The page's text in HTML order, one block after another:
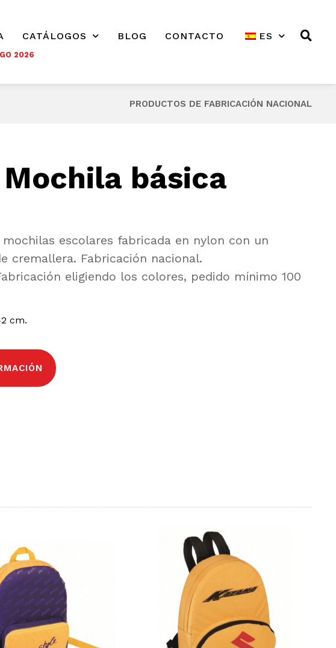
CATÁLOGOS BLOG CONTACTO ES
2026
PRODUCTOS DE FABRICACIÓN NACIONAL
Mochila básica
escolares fabricada en nylon con un
cremallera. Fabricación nacional.
eligiendo los colores, pedido mínimo 100
cm.